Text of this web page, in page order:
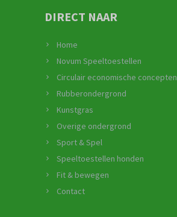
DIRECT NAAR
Home
Novum Speeltoestellen
Circulair economische concepten
Rubberondergrond
Kunstgras
Overige ondergrond
Sport & Spel
Speeltoestellen honden
Fit & bewegen
Contact